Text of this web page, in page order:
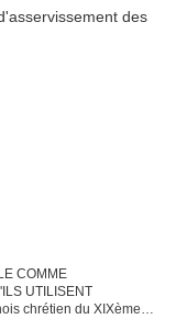
COMME
UTILISENT
chrétien du XIXème